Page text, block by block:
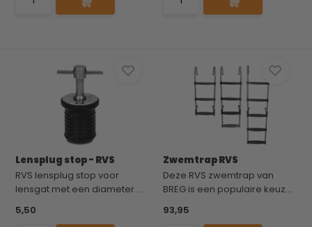
Lensplug stop - RVS
RVS lensplug stop voor
lensgat met een diameter ...
5,50
Zwemtrap RVS
Deze RVS zwemtrap van
BREG is een populaire keuz...
93,95